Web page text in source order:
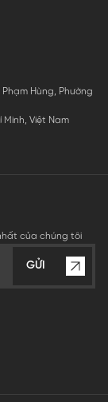
Phạm Hùng, Phường
Minh, Việt Nam
của chúng tôi
GỬI